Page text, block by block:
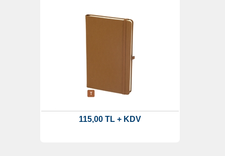
115,00 TL + KDV